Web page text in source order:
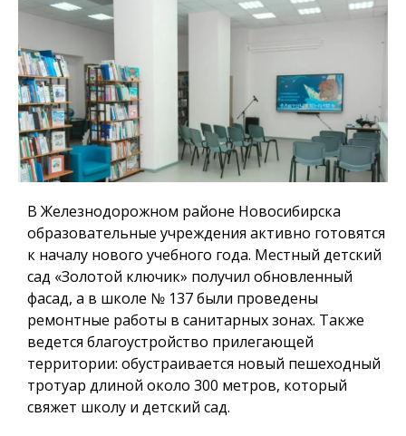
В Железнодорожном районе Новосибирска
образовательные учреждения активно готовятся
к началу нового учебного года. Местный детский
сад «Золотой ключик» получил обновленный
фасад, а в школе № 137 были проведены
ремонтные работы в санитарных зонах. Также
ведется благоустройство прилегающей
территории: обустраивается новый пешеходный
тротуар длиной около 300 метров, который
свяжет школу и детский сад.